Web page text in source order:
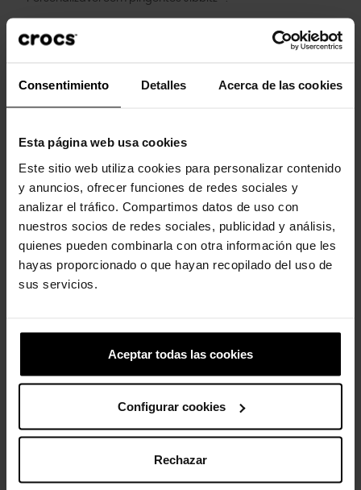
Consentimiento Detalles Acerca de las cookies
Esta página web usa cookies
Este sitio web utiliza cookies para personalizar contenido
y anuncios, ofrecer funciones de redes sociales y
analizar el tráfico. Compartimos datos de uso con
nuestros socios de redes sociales, publicidad y análisis,
quienes pueden combinarla con otra información que les
hayas proporcionado o que hayan recopilado del uso de
sus servicios.
Aceptar todas las cookies
Configurar cookies
Rechazar
envolvente.
produto também compraram:
-20%
Pacote com 5 calças Mickey
-30%
Tamancos Crush U Unissex
84,99 € 59,43 €